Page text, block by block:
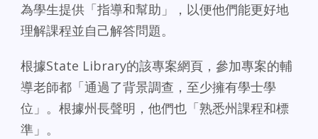
為學生提供「指導和幫助」，以便他們能更好地
理解課程並自己解答問題。
根據State Library的該專案網頁，參加專案的輔
導老師都「通過了背景調查，至少擁有學士學
位」。根據州長聲明，他們也「熟悉州課程和標
準」。